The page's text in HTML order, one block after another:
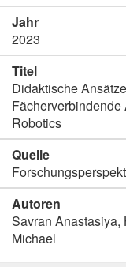
Jahr
2023
Titel
Didaktische
Robotics
Quelle
Autoren
Savran Anastasiya,
Michael